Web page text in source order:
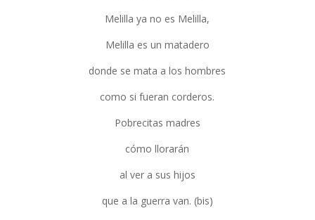
Melilla ya no es Melilla,
Melilla es un matadero
donde se mata a los hombres
como si fueran corderos.
Pobrecitas madres
cómo llorarán
al ver a sus hijos
que a la guerra van. (bis)